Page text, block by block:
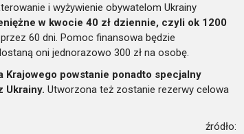
i wyżywienie obywatelom Ukrainy
w kwocie 40 zł dziennie, czyli ok 1200
60 dni. Pomoc finansowa będzie
oni jednorazowo 300 zł na osobę.
powstanie ponadto specjalny
Ukrainy. Utworzona też zostanie rezerwy celowa
źródło: